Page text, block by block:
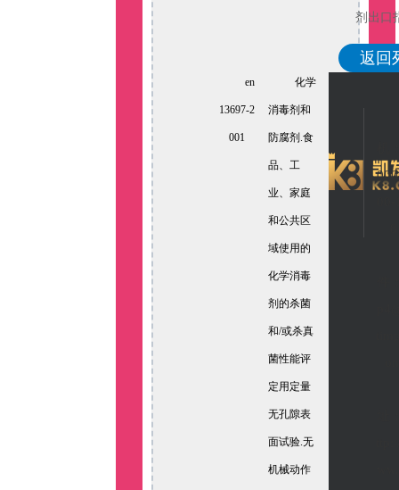
en
13697-2
001
化学
消毒剂和
防腐剂.食
品、工
业、家庭
和公共区
域使用的
化学消毒
剂的杀菌
和/或杀真
菌性能评
定用定量
无孔隙表
面试验.无
机械动作
剂出口
返回